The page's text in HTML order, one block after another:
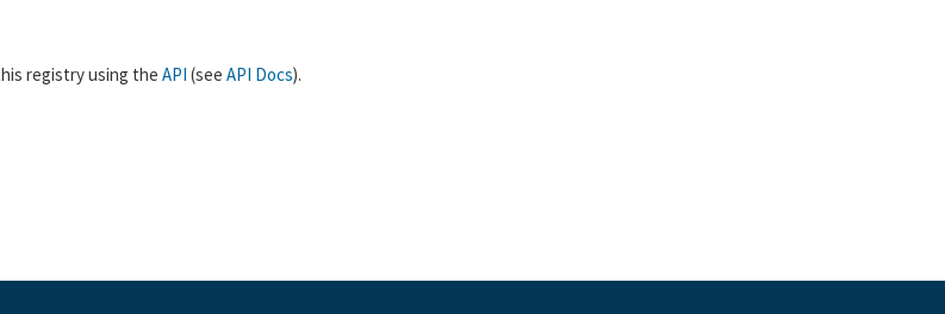
registry using the API (see API Docs).